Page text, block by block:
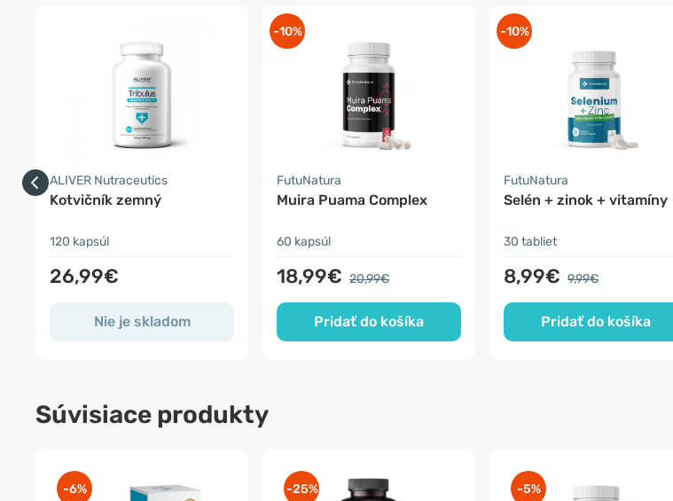
ALIVER Nutraceutics
Kotvičník zemný
120 kapsúl
26,99€
Nie je skladom
-10%
FutuNatura
Muira Puama Complex
60 kapsúl
18,99€ 20,99€
Pridať do košíka
-10%
FutuNatura
Selén + zinok + vitamíny
30 tabliet
8,99€ 9,99€
Pridať do košíka
Súvisiace produkty
-6% -25% -5%